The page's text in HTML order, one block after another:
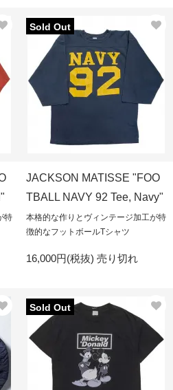
特
Sold Out
JACKSON MATISSE "FOO
TBALL NAVY 92 Tee, Navy"
本格的な作りとヴィンテージ加工が特
徴的なフットボールTシャツ
16,000円(税抜) 売り切れ
Sold Out